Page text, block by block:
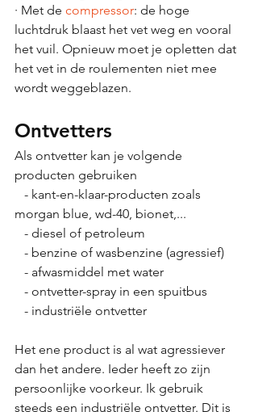
· Met de compressor: de hoge
luchtdruk blaast het vet weg en vooral
het vuil. Opnieuw moet je opletten dat
het vet in de roulementen niet mee
wordt weggeblazen.
Ontvetters
Als ontvetter kan je volgende
producten gebruiken
morgan blue, wd-40, bionet,...
   - diesel of petroleum
   - benzine of wasbenzine (agressief)
   - afwasmiddel met water
   - ontvetter-spray in een spuitbus
   - industriële ontvetter
Het ene product is al wat agressiever
dan het andere. Ieder heeft zo zijn
persoonlijke voorkeur. Ik gebruik
steeds een industriële ontvetter. Dit is